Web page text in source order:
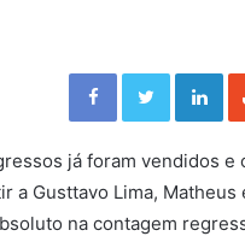
Facebook Twitter LinkedIn
já foram vendidos e
a Gusttavo Lima, Matheus
na contagem